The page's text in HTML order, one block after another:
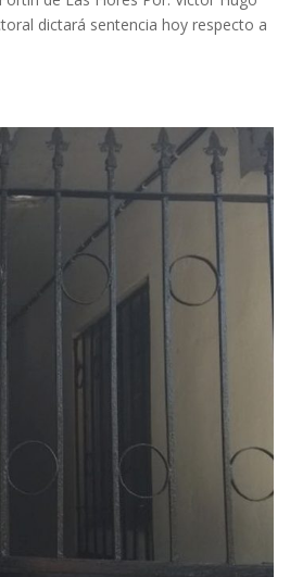
dictará sentencia hoy respecto a